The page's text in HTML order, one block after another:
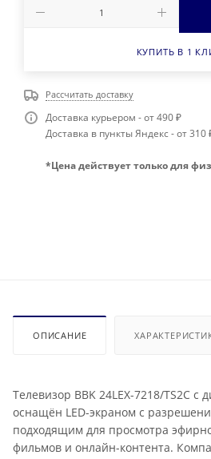
КУПИТЬ В 1
Рассчитать доставку
Доставка курьером - от 490 ₽
Доставка в пункты Яндекс - от 310
*Цена действует только для
ОПИСАНИЕ
Телевизор BBK 24LEX-7218/TS2C
оснащён LED-экраном с
подходящим для просмотра
фильмов и онлайн-контента.